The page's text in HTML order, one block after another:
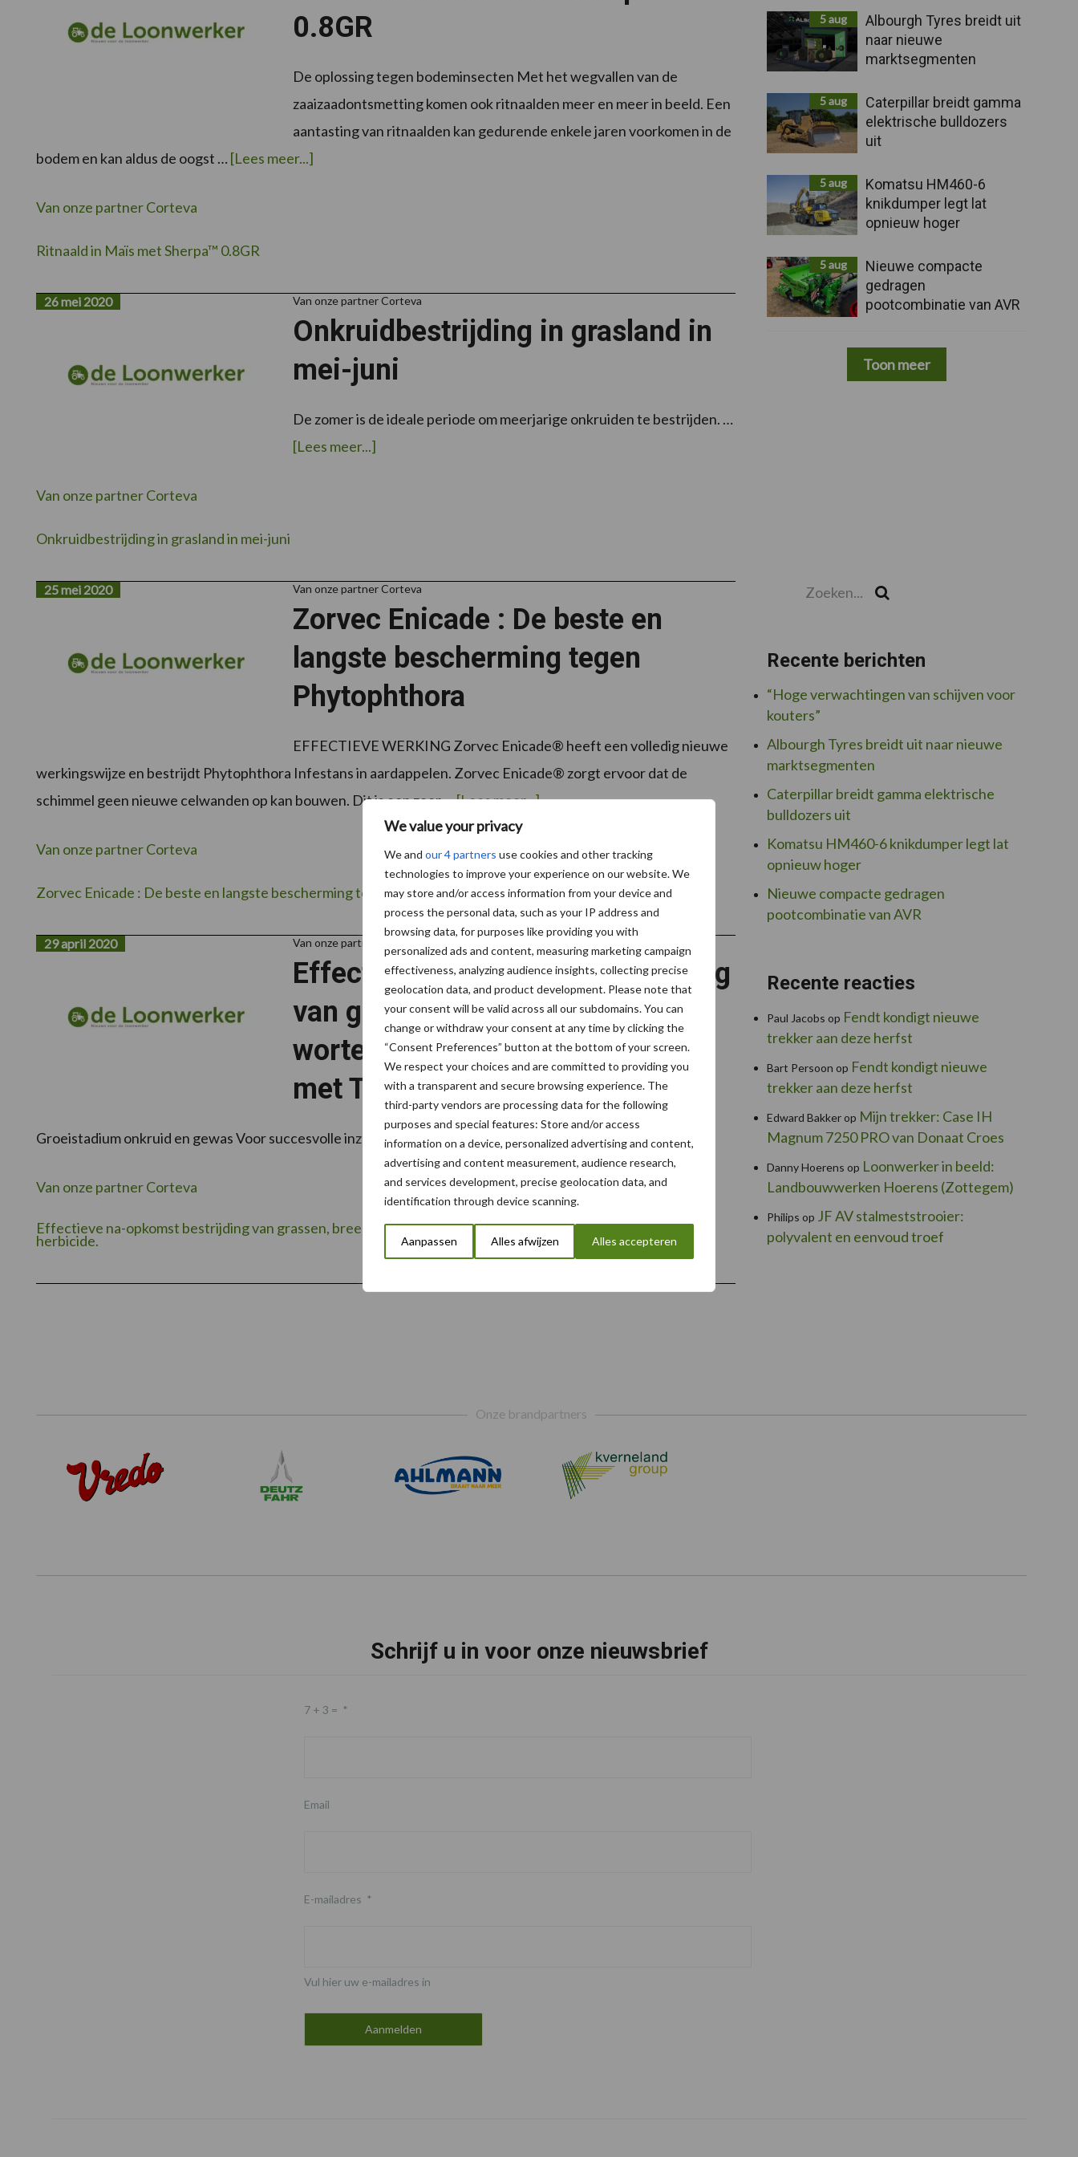
We value your privacy
We and our 4 partners use cookies and other tracking
technologies to improve your experience on our website. We
may store and/or access information from your device and
process the personal data, such as your IP address and
browsing data, for purposes like providing you with
personalized ads and content, measuring marketing campaign
effectiveness, analyzing audience insights, collecting precise
geolocation data, and product development. Please note that
your consent will be valid across all our subdomains. You can
change or withdraw your consent at any time by clicking the
“Consent Preferences” button at the bottom of your screen.
We respect your choices and are committed to providing you
with a transparent and secure browsing experience. The
third-party vendors are processing data for the following
purposes and special features: Store and/or access
information on a device, personalized advertising and content,
advertising and content measurement, audience research,
and services development, precise geolocation data, and
identification through device scanning.
Aanpassen Alles afwijzen Alles accepteren
0.8GR
De oplossing tegen bodeminsecten Met het wegvallen van de
zaaizaadontsmetting komen ook ritnaalden meer en meer in beeld. Een
aantasting van ritnaalden kan gedurende enkele jaren voorkomen in de
bodem en kan aldus de oogst … [Lees meer...]over
Van onze partner Corteva
Ritnaald in Maïs met Sherpa™ 0.8GR
Van onze partner Corteva
Onkruidbestrijding in grasland in
mei-juni
26 mei 2020
De zomer is de ideale periode om meerjarige onkruiden te bestrijden. …
[Lees meer...]over
Van onze partner Corteva
Onkruidbestrijding in grasland in mei-juni
Van onze partner Corteva
Zorvec Enicade : De beste en
langste bescherming tegen
Phytophthora
25 mei 2020
EFFECTIEVE WERKING Zorvec Enicade® heeft een volledig nieuwe
werkingswijze en bestrijdt Phytophthora Infestans in aardappelen. Zorvec Enicade® zorgt ervoor dat de
schimmel geen nieuwe celwanden op kan bouwen. Dit is een zeer …[Lees meer...]over
Van onze partner Corteva
Zorvec Enicade : De beste en langste bescherming tegen Phytophthora
Van onze partner Corteva
Effectieve na-opkomst bestrijding
van grassen, breedbladigen én
wortelonkruiden in aardappelen
met Titus herbicide.
29 april 2020
Groeistadium onkruid en gewas Voor succesvolle inzet van Titus® …[Lees meer...]over
Van onze partner Corteva
Effectieve na-opkomst bestrijding van grassen, breedbladigen én wortelonkruiden in aardappelen met Titus
herbicide.
5 aug
Albourgh Tyres breidt uit
naar nieuwe
marktsegmenten
5 aug
Caterpillar breidt gamma
elektrische bulldozers
uit
5 aug
Komatsu HM460-6
knikdumper legt lat
opnieuw hoger
5 aug
Nieuwe compacte
gedragen
pootcombinatie van AVR
Toon meer
Recente berichten
“Hoge verwachtingen van schijven voor
kouters”
Albourgh Tyres breidt uit naar nieuwe
marktsegmenten
Caterpillar breidt gamma elektrische
bulldozers uit
Komatsu HM460-6 knikdumper legt lat
opnieuw hoger
Nieuwe compacte gedragen
pootcombinatie van AVR
Recente reacties
Paul Jacobs op Fendt kondigt nieuwe
trekker aan deze herfst
Bart Persoon op Fendt kondigt nieuwe
trekker aan deze herfst
Edward Bakkerop Mijn trekker: Case IH
Magnum 7250 PRO van Donaat Croes
Danny Hoerens op Loonwerker in beeld:
Landbouwwerken Hoerens (Zottegem)
Philips op JF AV stalmeststrooier:
polyvalent en eenvoud troef
Onze brandpartners
Schrijf u in voor onze nieuwsbrief
7 + 3 = *
Email
E-mailadres *
Vul hier uw e-mailadres in